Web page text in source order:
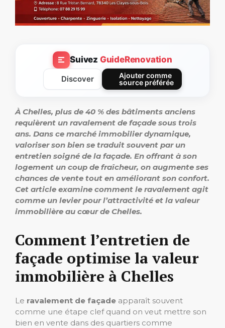
Suivez GuideRenovation
Discover
Ajouter comme
source préférée
À Chelles, plus de 40 % des bâtiments anciens
requièrent un ravalement de façade sous trois
ans. Dans ce marché immobilier dynamique,
valoriser son bien se traduit souvent par un
entretien soigné de la façade. En offrant à son
logement un coup de fraîcheur, on augmente ses
chances de vente tout en améliorant son confort.
Cet article examine comment le ravalement agit
comme un levier pour l’attractivité et la valeur
immobilière au cœur de Chelles.
Comment l’entretien de
façade optimise la valeur
immobilière à Chelles
Le ravalement de façade apparaît souvent
comme une étape clef quand on veut mettre son
bien en vente dans des quartiers comme